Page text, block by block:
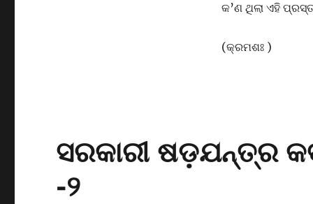
କ’ଣ ଥିଲା ଏହି
(କ୍ରମଶଃ )
ସରକାରୀ ଷଡ଼ଯନ୍ତ୍ର
-୨